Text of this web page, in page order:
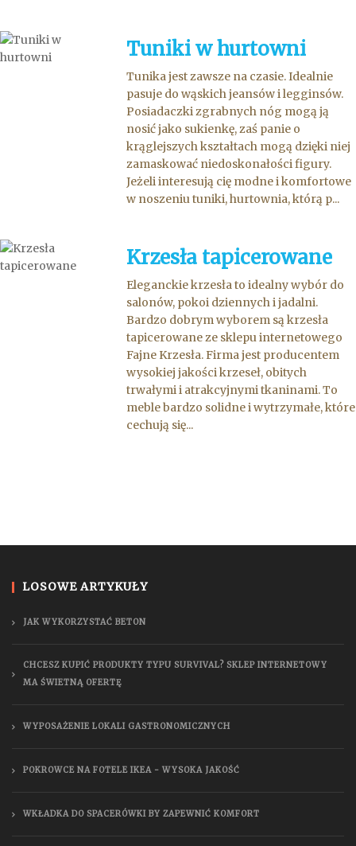
Tuniki w hurtowni
Tunika jest zawsze na czasie. Idealnie
pasuje do wąskich jeansów i legginsów.
Posiadaczki zgrabnych nóg mogą ją
nosić jako sukienkę, zaś panie o
krąglejszych kształtach mogą dzięki niej
zamaskować niedoskonałości figury.
Jeżeli interesują cię modne i komfortowe
w noszeniu tuniki, hurtownia, którą p...
Krzesła tapicerowane
Eleganckie krzesła to idealny wybór do
salonów, pokoi dziennych i jadalni.
Bardzo dobrym wyborem są krzesła
tapicerowane ze sklepu internetowego
Fajne Krzesła. Firma jest producentem
wysokiej jakości krzeseł, obitych
trwałymi i atrakcyjnymi tkaninami. To
meble bardzo solidne i wytrzymałe, które
cechują się...
LOSOWE ARTYKUŁY
JAK WYKORZYSTAĆ BETON
CHCESZ KUPIĆ PRODUKTY TYPU SURVIVAL? SKLEP INTERNETOWY
MA ŚWIETNĄ OFERTĘ
WYPOSAŻENIE LOKALI GASTRONOMICZNYCH
POKROWCE NA FOTELE IKEA - WYSOKA JAKOŚĆ
WKŁADKA DO SPACERÓWKI BY ZAPEWNIĆ KOMFORT